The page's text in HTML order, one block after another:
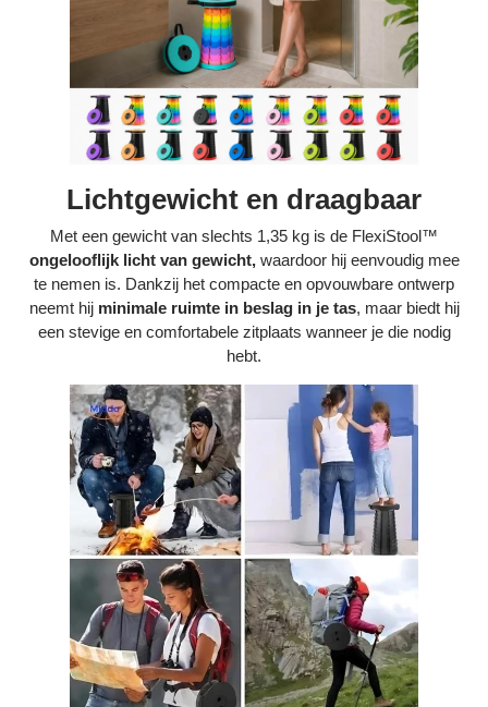
Lichtgewicht en draagbaar
Met een gewicht van slechts 1,35 kg is de FlexiStool™
ongelooflijk licht van gewicht,waardoor hij eenvoudig mee
te nemen is. Dankzij het compacte en opvouwbare ontwerp
neemt hij minimale ruimte in beslag in je tas, maar biedt hij
een stevige en comfortabele zitplaats wanneer je die nodig
hebt.